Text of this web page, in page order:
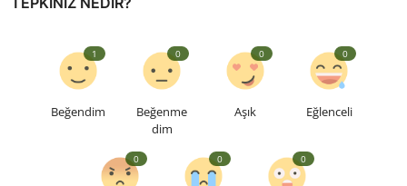
Beğendim
1
Beğenme
dim
0
Aşık
0
Eğlenceli
0
0 0 0